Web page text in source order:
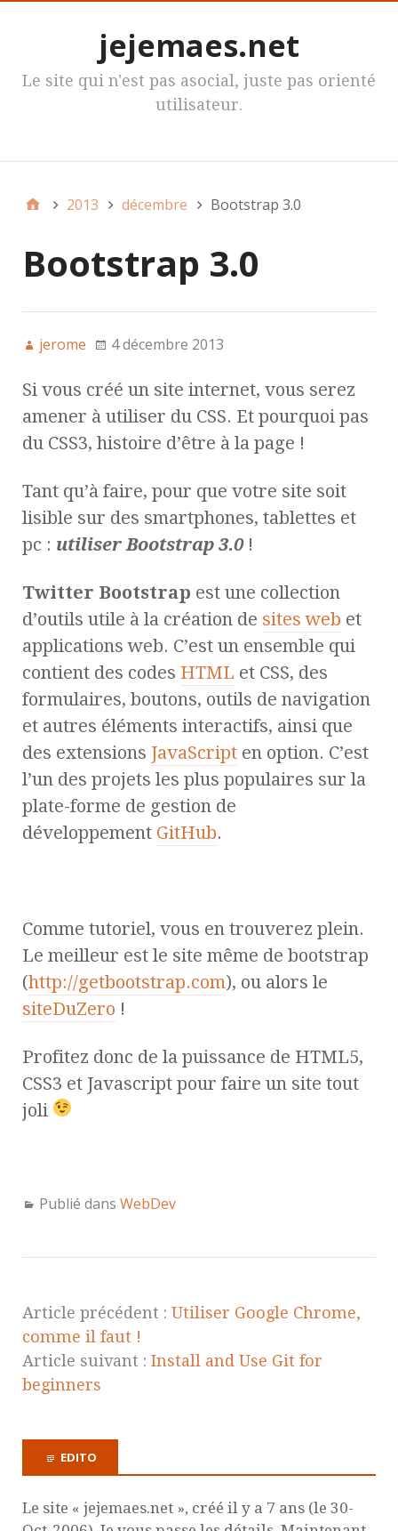
jejemaes.net
Le site qui n'est pas asocial, juste pas orienté
utilisateur.
2013 décembre Bootstrap 3.0
Bootstrap 3.0
jerome 4 décembre 2013
Si vous créé un site internet, vous serez
amener à utiliser du CSS. Et pourquoi pas
du CSS3, histoire d’être à la page !
Tant qu’à faire, pour que votre site soit
lisible sur des smartphones, tablettes et
pc : utiliser Bootstrap 3.0!
Twitter Bootstrap est une collection
d’outils utile à la création de sites web et
applications web. C’est un ensemble qui
contient des codes HTML et CSS, des
formulaires, boutons, outils de navigation
et autres éléments interactifs, ainsi que
des extensions JavaScript en option. C’est
l’un des projets les plus populaires sur la
plate-forme de gestion de
développement GitHub.
Comme tutoriel, vous en trouverez plein.
Le meilleur est le site même de bootstrap
(http://getbootstrap.com), ou alors le
siteDuZero !
Profitez donc de la puissance de HTML5,
CSS3 et Javascript pour faire un site tout
joli
Publié dans WebDev
Article précédent : Utiliser Google Chrome,
comme il faut !
Article suivant : Install and Use Git for
beginners
EDITO
Le site « jejemaes.net », créé il y a 7 ans (le 30-